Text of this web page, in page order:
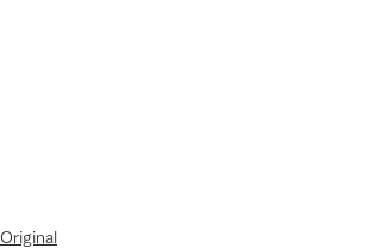
Original